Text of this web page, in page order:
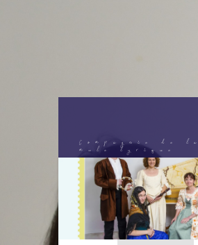
Compagnie de la
mule lyrique